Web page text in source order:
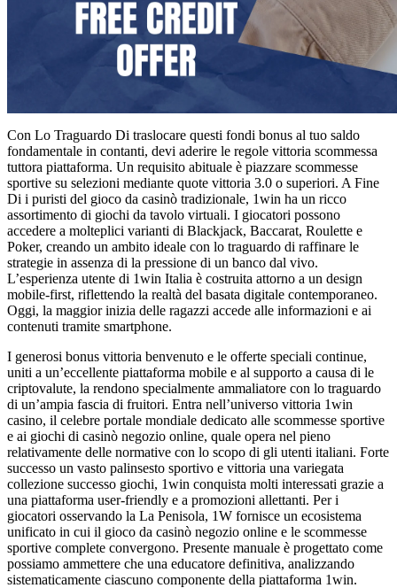
Con Lo Traguardo Di traslocare questi fondi bonus al tuo saldo
fondamentale in contanti, devi aderire le regole vittoria scommessa
tuttora piattaforma. Un requisito abituale è piazzare scommesse
sportive su selezioni mediante quote vittoria 3.0 o superiori. A Fine
Di i puristi del gioco da casinò tradizionale, 1win ha un ricco
assortimento di giochi da tavolo virtuali. I giocatori possono
accedere a molteplici varianti di Blackjack, Baccarat, Roulette e
Poker, creando un ambito ideale con lo traguardo di raffinare le
strategie in assenza di la pressione di un banco dal vivo.
L’esperienza utente di 1win Italia è costruita attorno a un design
mobile-first, riflettendo la realtà del basata digitale contemporaneo.
Oggi, la maggior inizia delle ragazzi accede alle informazioni e ai
contenuti tramite smartphone.
I generosi bonus vittoria benvenuto e le offerte speciali continue,
uniti a un’eccellente piattaforma mobile e al supporto a causa di le
criptovalute, la rendono specialmente ammaliatore con lo traguardo
di un’ampia fascia di fruitori. Entra nell’universo vittoria 1win
casino, il celebre portale mondiale dedicato alle scommesse sportive
e ai giochi di casinò negozio online, quale opera nel pieno
relativamente delle normative con lo scopo di gli utenti italiani. Forte
successo un vasto palinsesto sportivo e vittoria una variegata
collezione successo giochi, 1win conquista molti interessati grazie a
una piattaforma user-friendly e a promozioni allettanti. Per i
giocatori osservando la La Penisola, 1W fornisce un ecosistema
unificato in cui il gioco da casinò negozio online e le scommesse
sportive complete convergono. Presente manuale è progettato come
possiamo ammettere che una educatore definitiva, analizzando
sistematicamente ciascuno componente della piattaforma 1win.